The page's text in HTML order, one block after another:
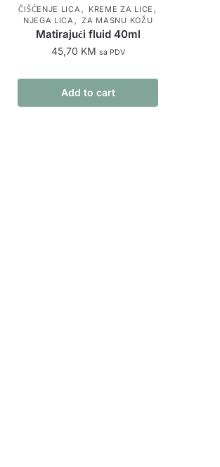
ČIŠĆENJE LICA , KREME ZA LICE ,
NJEGA LICA ,ZA MASNU KOŽU
Matirajući fluid 40ml
45,70 KM sa PDV
Add to cart